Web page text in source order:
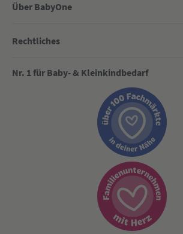
Über BabyOne
Rechtliches
Nr. 1 für Baby- & Kleinkindbedarf